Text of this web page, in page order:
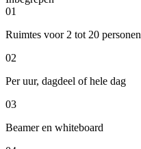
01
Ruimtes voor 2 tot 20 personen
02
Per uur, dagdeel of hele dag
03
Beamer en whiteboard